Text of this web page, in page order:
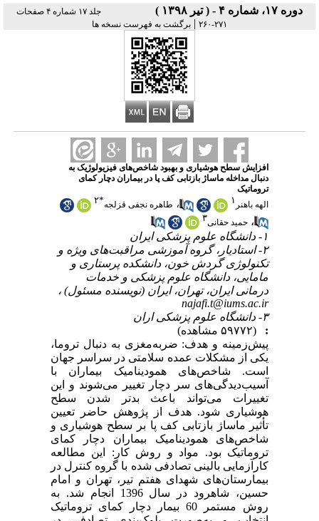
دوره ۱۷، شماره ۴ - ( تیر ۱۳۹۸ )
جلد ۱۷ شماره ۴ صفحات
۲۷۱-۲۶۰
| برگشت به فهرست نسخه ها
افزایش سطح هوشیاری و بهبود شاخص‌های فیزیولوژیک به
دنبال مداخله ماساژ بازتابی کف پا در بیماران دچار کمای
تروماتیک
الهه باهنر ۱ ، طاهره نجفی قزلجه*۲
، حمید حقانی۳
۱- دانشگاه علوم پزشکی ایران
۲- استادیار، گروه آموزشی مراقبت‌های ویژه و
تکنولوژی گردش خون، دانشکده پرستاری و
مامایی، دانشگاه علوم پزشکی و خدمات
درمانی ایران، تهران، ایران (نویسنده مسئول) ،
‎‏‏najafi.t@iums.ac.ir‏
۳- دانشگاه علوم پزشکی اران
:
(۵۹۷۷۲ مشاهده)
پیش‌زمینه و هدف: ضربه‌مغزی به دنبال تروما،
یکی از مشکلات عمده سلامتی در سراسر جهان
است. شاخص‌های همودینامیک بیماران با
آسیب‌دیدگی‌های سر دچار تغییر می‌شوند و این
تغییرات می‌تواند باعث بدتر شدن سطح
هوشیاری شود. هدف از پژوهش حاضر تعیین
تأثیر ماساژ بازتابی کف پا بر سطح هوشیاری و
شاخص‌های همودینامیک بیماران دچار کمای
تروماتیک بود. مواد و روش‌ کار: این مطالعه
کارآزمایی بالینی تصادفی شده با گروه کنترل در
بیمارستان‌های شهدای هفتم تیر، تهران و امام
حسین، شاهرود در سال 1396 انجام شد. به
روش مستمر 60 بیمار دچار کمای تروماتیک